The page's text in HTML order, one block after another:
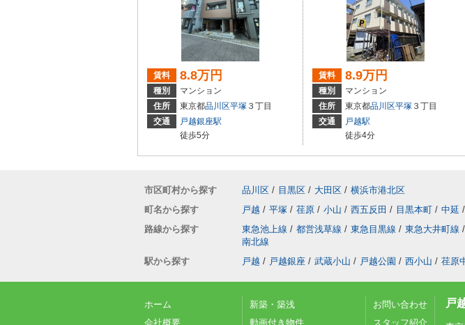
賃料 8.8万円
種別
マンション
住所
東京都品川区平塚 ３丁目
交通
戸越銀座駅
徒歩5分
賃料 8.9万円
種別
マンション
住所
東京都品川区平塚 ３丁目
交通
戸越駅
徒歩4分
市区町村から探す 品川区 / 目黒区 / 大田区 / 横浜市港北区
町名から探す
戸越 / 平塚 / 荏原 / 小山 / 西五反田 / 目黒本町 / 中延 /
路線から探す
東急池上線 / 都営浅草線 / 東急目黒線 / 東急大井町線 /
南北線
駅から探す
戸越 / 戸越銀座 / 武蔵小山 / 戸越公園 / 西小山 / 荏原
ホーム
会社概要
新築・築浅
動画付き物件
お問い合わせ
スタッフ紹介
戸